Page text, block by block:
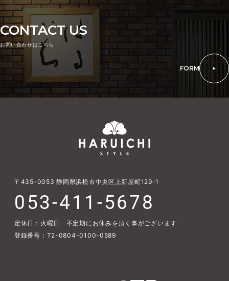
CONTACT US
お問い合わせはこちら
FORM
〒435-0053 静岡県浜松市中央区上新屋町129-1
053-411-5678
定休日：火曜日 不定期にお休みを頂く事がございます
登録番号：T2-0804-0100-0589